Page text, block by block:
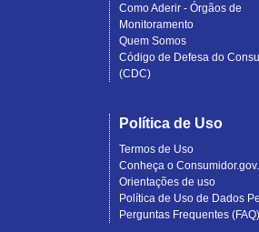
Como Aderir - Órgãos de
Monitoramento
Quem Somos
Código de Defesa do
(CDC)
Política de Uso
Termos de Uso
Conheça o
Orientações de uso
Política de Uso de Dados
Perguntas Frequentes (FAQ)